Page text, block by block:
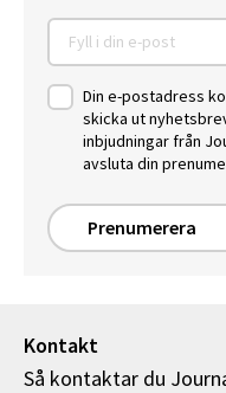
Din e-postadress
skicka ut
inbjudningar från
avsluta din
Prenumerera
Kontakt
Så kontaktar du